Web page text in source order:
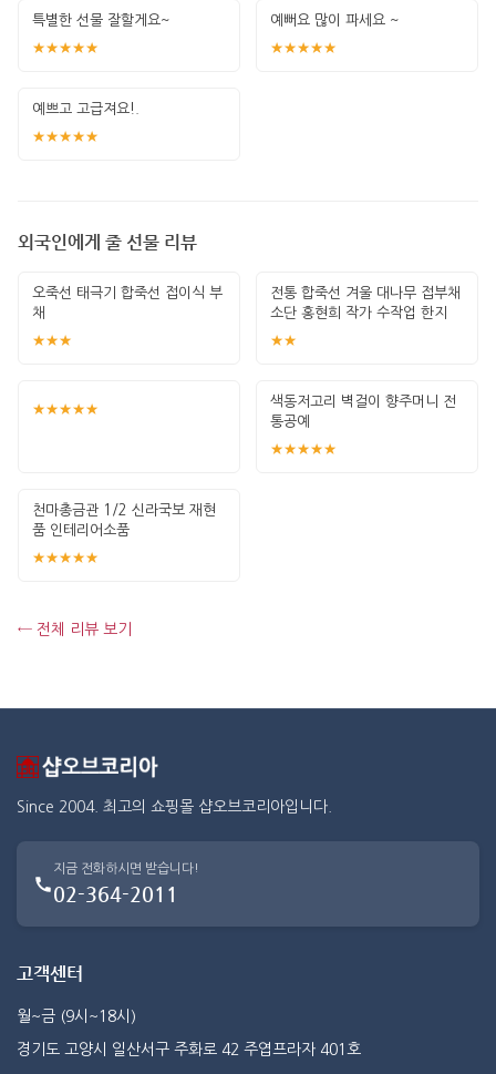
특별한 선물 잘할게요~
★★★★★
예뻐요 많이 파세요 ~
★★★★★
예쁘고 고급져요!.
★★★★★
외국인에게 줄 선물 리뷰
오죽선 태극기 합죽선 접이식 부
채
★★★
전통 합죽선 겨울 대나무 접부채
소단 홍현희 작가 수작업 한지
그림 고급
★★
★★★★★
색동저고리 벽걸이 향주머니 전
통공예
★★★★★
천마총금관 1/2 신라국보 재현
품 인테리어소품
★★★★★
← 전체 리뷰 보기
Since 2004. 최고의 쇼핑몰 샵오브코리아입니다.
지금 전화하시면 받습니다!
02-364-2011
고객센터
월~금 (9시~18시)
경기도 고양시 일산서구 주화로 42 주엽프라자 401호